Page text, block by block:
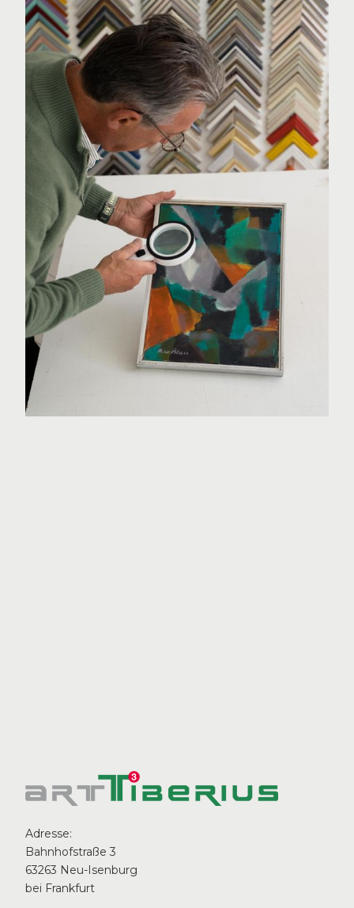
Adresse:
Bahnhofstraße 3
63263 Neu-Isenburg
bei Frankfurt